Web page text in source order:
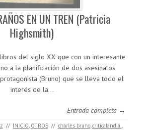
EN UN TREN (Patricia
Highsmith)
del siglo XX que con un interesante
a la planificación de dos asesinatos
(Bruno) que se lleva todo el
interés de la…
Entrada completa →
// INICIO, OTROS // charles bruno,criticalandia.,